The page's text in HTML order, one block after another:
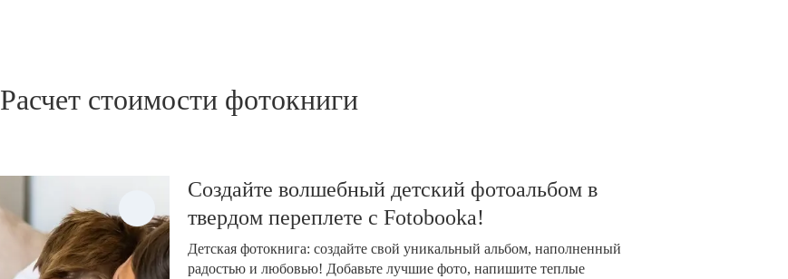
Расчет стоимости фотокниги
Создайте волшебный детский фотоальбом в
твердом переплете с Fotobooka!
Детская фотокнига: создайте свой уникальный альбом, наполненный
радостью и любовью! Добавьте лучшие фото, напишите теплые